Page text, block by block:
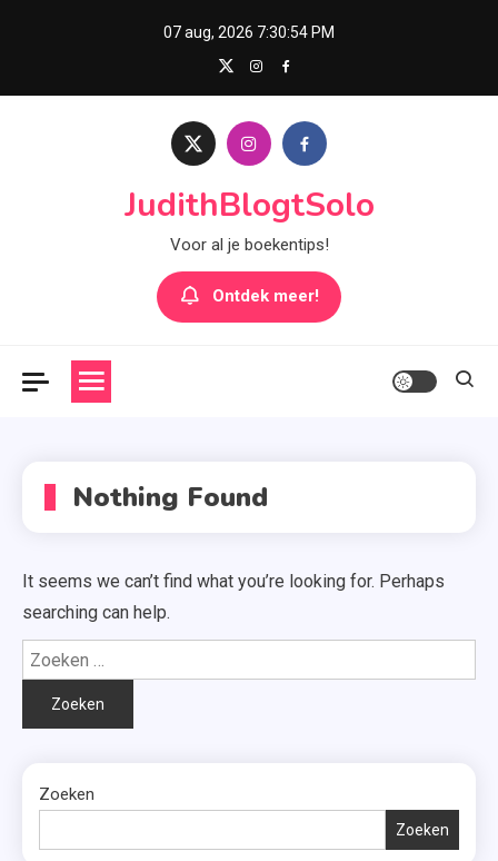
07 aug, 2026 7:30:54 PM
JudithBlogtSolo
Voor al je boekentips!
Ontdek meer!
Nothing Found
It seems we can’t find what you’re looking for. Perhaps
searching can help.
Zoeken
naar:
Zoeken
Zoeken